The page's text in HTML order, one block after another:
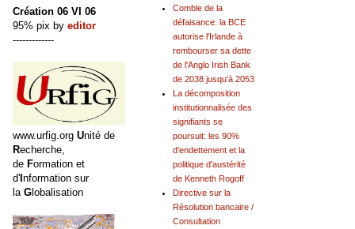
Comble de la
défaisance: la BCE
autorise l'Irlande à
rembourser sa dette
de l'Anglo Irish Bank
de 2038 jusqu'à 2053
La décomposition
institutionnalisée des
signifiants se
poursuit: les 90%
d'endettement et la
politique d'austérité
de Kenneth Rogoff
Directive sur la
Résolution bancaire /
Consultation
Création 06 VI 06
95% pix by editor
-------------
www.urfig.org Unité de
Recherche,
de Formation et
d'Information sur
la Globalisation